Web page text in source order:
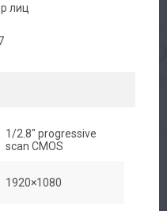
лиц
1/2.8" progressive
scan CMOS
1920×1080